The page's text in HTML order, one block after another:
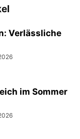
Verlässliche
im Sommer